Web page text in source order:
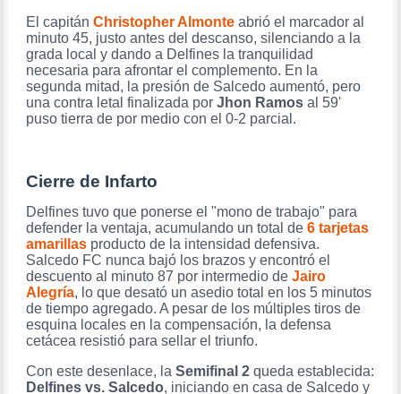
El capitán Christopher Almonteabrió el marcador al
minuto 45, justo antes del descanso, silenciando a la
grada local y dando a Delfines la tranquilidad
necesaria para afrontar el complemento. En la
segunda mitad, la presión de Salcedo aumentó, pero
una contra letal finalizada por Jhon Ramosal 59'
puso tierra de por medio con el 0-2 parcial.
Cierre de Infarto
Delfines tuvo que ponerse el "mono de trabajo" para
defender la ventaja, acumulando un total de 6 tarjetas
amarillasproducto de la intensidad defensiva.
Salcedo FC nunca bajó los brazos y encontró el
descuento al minuto 87 por intermedio de Jairo
Alegría, lo que desató un asedio total en los 5 minutos
de tiempo agregado. A pesar de los múltiples tiros de
esquina locales en la compensación, la defensa
cetácea resistió para sellar el triunfo.
Con este desenlace, la Semifinal 2queda establecida:
Delfines vs. Salcedo, iniciando en casa de Salcedo y